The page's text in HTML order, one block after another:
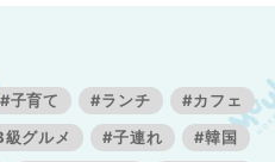
#子育て #ランチ
#カフェ
級グルメ #子連れ
#韓国